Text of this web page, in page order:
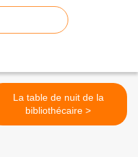
La table de nuit de la
bibliothécaire >